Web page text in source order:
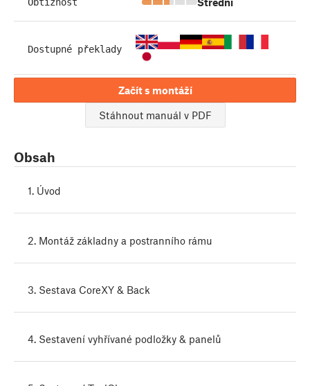
Dostupné překlady
Začít s montáží
Stáhnout manuál v PDF
Obsah
1. Úvod
2. Montáž základny a postranního rámu
3. Sestava CoreXY & Back
4. Sestavení vyhřívané podložky & panelů